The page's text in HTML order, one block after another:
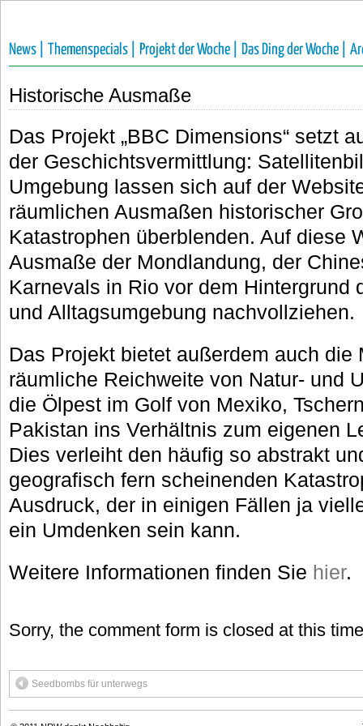
News | Themenspecials | Projekt der Woche | Das Ding der Woche |
Historische Ausmaße
Das Projekt „BBC Dimensions“ setzt
der Geschichtsvermittlung:
Umgebung lassen sich auf der
räumlichen Ausmaßen historischer
Katastrophen überblenden. Auf diese
Ausmaße der Mondlandung, der
Karnevals in Rio vor dem Hintergrund
und Alltagsumgebung nachvollziehen.
Das Projekt bietet außerdem auch die
räumliche Reichweite von Natur- und
die Ölpest im Golf von Mexiko,
Pakistan ins Verhältnis zum eigenen
Dies verleiht den häufig so abstrakt
geografisch fern scheinenden
Ausdruck, der in einigen Fällen ja
ein Umdenken sein kann.
Weitere Informationen finden Sie hier.
Sorry, the comment form is closed at this
Seedbombs für unterwegs